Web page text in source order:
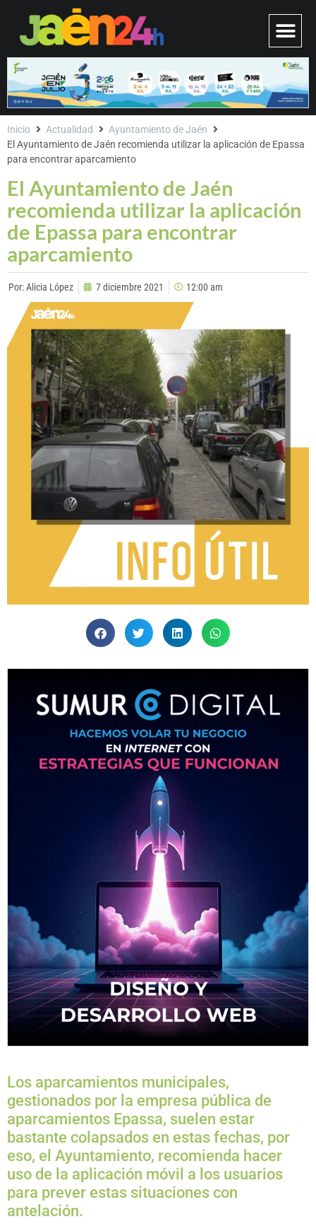
El Ayuntamiento de Jaén
recomienda utilizar la aplicación
de Epassa para encontrar
aparcamiento
Inicio Actualidad
Ayuntamiento de Jaén
El Ayuntamiento de Jaén recomienda utilizar la aplicación de Epassa
para encontrar aparcamiento
Por:Alicia López 7 diciembre 2021 12:00 am
Los aparcamientos municipales,
gestionados por la empresa pública de
aparcamientos Epassa, suelen estar
bastante colapsados en estas fechas, por
eso, el Ayuntamiento, recomienda hacer
uso de la aplicación móvil a los usuarios
para prever estas situaciones con
antelación.